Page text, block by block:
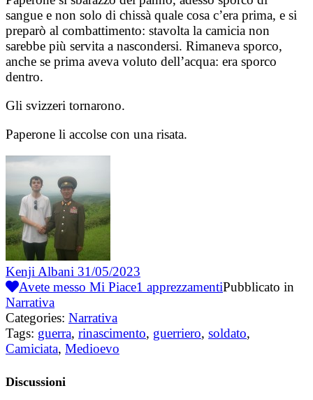
sangue e non solo di chissà quale cosa c’era prima, e si
preparò al combattimento: stavolta la camicia non
sarebbe più servita a nascondersi. Rimaneva sporco,
anche se prima aveva voluto dell’acqua: era sporco
dentro.
Gli svizzeri tornarono.
Paperone li accolse con una risata.
Kenji Albani 31/05/2023
Avete messo Mi Piace1 apprezzamentiPubblicato in
Narrativa
Categories: Narrativa
Tags: guerra, rinascimento, guerriero, soldato,
Camiciata, Medioevo
Discussioni